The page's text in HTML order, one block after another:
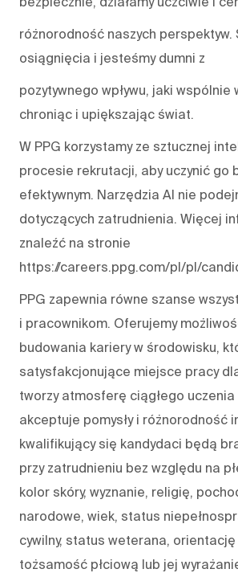
różnorodność naszych perspektyw.
osiągnięcia i jesteśmy dumni z
pozytywnego wpływu, jaki wspólnie
chroniąc i upiększając świat.
W PPG korzystamy ze sztucznej
procesie rekrutacji, aby uczynić go
efektywnym. Narzędzia AI nie
dotyczących zatrudnienia. Więcej
znaleźć na stronie
https://careers.ppg.com/pl/pl/
PPG zapewnia równe szanse
i pracownikom. Oferujemy
budowania kariery w środowisku,
satysfakcjonujące miejsce pracy
tworzy atmosferę ciągłego uczenia
akceptuje pomysły i różnorodność
kwalifikujący się kandydaci będą
przy zatrudnieniu bez względu na
kolor skóry, wyznanie, religię,
narodowe, wiek, status
cywilny, status weterana,
tożsamość płciową lub jej